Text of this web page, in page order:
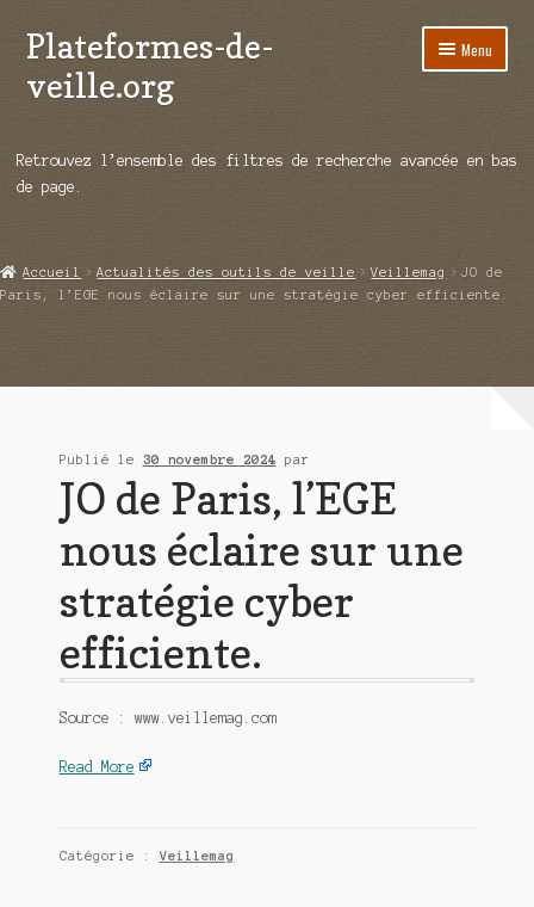
Aller
à
la
Aller
au
contenu
Plateformes-de-
veille.org
Menu
Répertoire d’ouitils
Démos vidéos
Ouvrir
Retrouvez l’ensemble des filtres de recherche avancée en bas
de page.
Accueil Actualités des outils de veille Veillemag
JO de
Paris, l’EGE nous éclaire sur une stratégie cyber efficiente.
Publié le 30 novembre 2024 par
JO de Paris, l’EGE
nous éclaire sur une
stratégie cyber
efficiente.
Source : www.veillemag.com
Read More
Catégorie :Veillemag